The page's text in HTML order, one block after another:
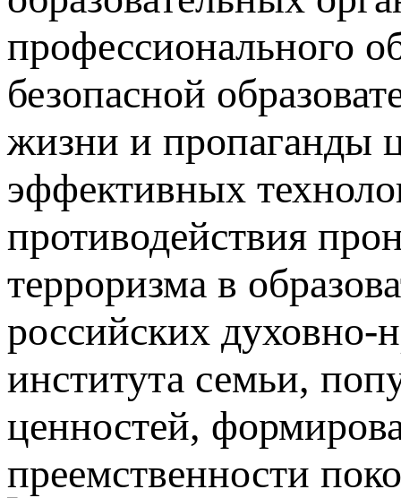
профессионального
безопасной
жизни и пропаганды
эффективных
противодействия
терроризма в
российских духовно-
института семьи,
ценностей,
преемственности